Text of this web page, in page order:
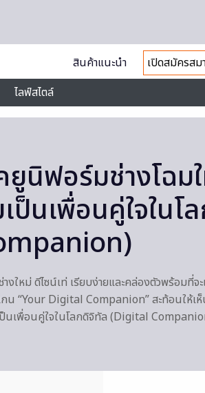
สินค้าแนะนำ
เปิดสมัครสม
ไลฟ์สไตล์
นิฟอร์มช่างโฉม
ป็นเพื่อนคู่ใจในโ
หม่ ดีไซน์เท่ เรียบง่ายและคล่องตัวพร้อมที่จะ
น “Your Digital Companion” สะท้อนให้เ
นเพื่อนคู่ใจในโลกดิจิทัล (Digital